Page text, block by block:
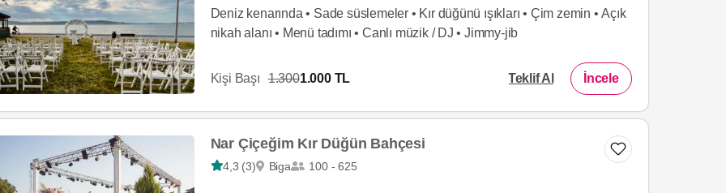
Deniz kenarında • Sade süslemeler • Kır düğünü ışıkları • Çim zemin • Açık
nikah alanı • Menü tadımı • Canlı müzik / DJ • Jimmy-jib
Kişi Başı 1.3001.000 TL Teklif Al İncele
Nar Çiçeğim Kır Düğün Bahçesi
4,3 (3) Biga 100 - 625